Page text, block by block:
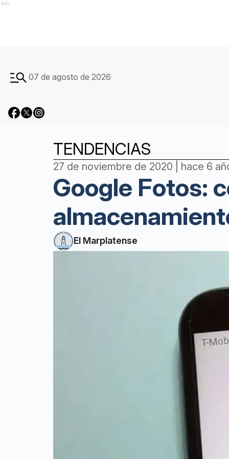
Ads
07 de agosto de 2026
TENDENCIAS
27 de noviembre de 2020 | hace 6
Google Fotos:
El Marplatense